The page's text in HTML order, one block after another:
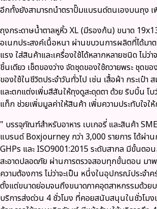
อีกทั้งยังสามารถนำตราปั๊มแบรนด์ตนเองบนถุง เ
ถุงกระดาษน้ำตาลหูหิ้ว XL (มีรองก้น) ขนาด
อเนกประสงค์เนื้อหนา ผ่านขบวนการผลิตที่ได้ม
แรง ใส่สินค้าและเครื่องใช้ได้หลากหลายชนิด ไม่ว่
ชิ้นเดียว เช็ตของว่าง จัดชุดของใช้ถวายพระ ชุดข
ของใช้ในชีวิตประจำวันทั่วไป เช่น เสื้อผ้า กระเป๋
และตกแต่งเพิ่มสีสันให้ถุงดูสะดุดตา ด้วย ริบบิ้น โบ
แท็ก ช่วยเพิ่มมูลค่าให้สินค้า เพิ่มความประทับใจใ
" บรรจุภัณฑ์สำหรับอาหาร เบเกอรี่ และสินค้า
แบรนด์ Boxjourney กว่า 3,000 รายการ ได้ผ่าน
GHPs และ ISO9001:2015 ระดับสากล มีขั้นต
สะอาดปลอดภัย ผ่านการตรวจสอบทุกขั้นตอน มา
ความต้องการ ไม่ว่าจะเป็น หนึ่งในอุปกรณ์ประจำ
ตั้งแต่ขนาดย่อมจนถึงขนาดภาคอุตสาหกรรมด้วย
บริการส่งด่วน 4 ชั่วโมง ที่คอยสนับสนุนในชั่วโมง